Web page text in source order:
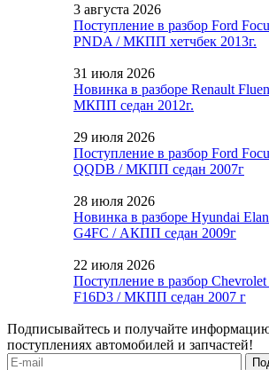
3 августа 2026
Поступление в разбор Ford
PNDA / МКПП хетчбек 2013г.
31 июля 2026
Новинка в разборе Renault
МКПП седан 2012г.
29 июля 2026
Поступление в разбор Ford
QQDB / МКПП седан 2007г
28 июля 2026
Новинка в разборе Hyundai
G4FC / АКПП седан 2009г
22 июля 2026
Поступление в разбор
F16D3 / МКПП седан 2007 г
Подписывайтесь и получайте
поступлениях автомобилей и запчастей!